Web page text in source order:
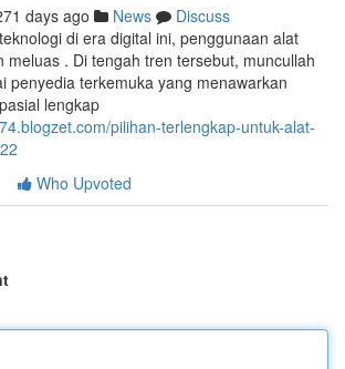
days ago News
Discuss
di era digital ini, penggunaan alat
meluas . Di tengah tren tersebut, muncullah
penyedia terkemuka yang menawarkan
lengkap
pilihan-terlengkap-untuk-alat-
Who Upvoted